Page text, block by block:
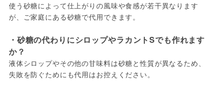
使う砂糖によって仕上がりの風味や食感が若干異なります
が、ご家庭にある砂糖で代用できます。
・砂糖の代わりにシロップやラカントSでも作れます
か？
液体シロップやその他の甘味料は砂糖と性質が異なるため、
失敗を防ぐためにも代用はお控えください。